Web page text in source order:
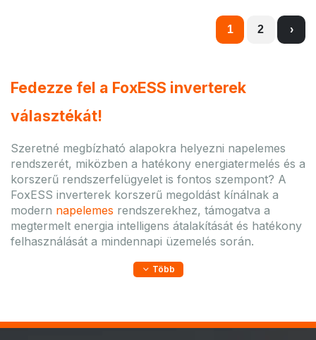
1 2 ›
Fedezze fel a FoxESS inverterek
választékát!
Szeretné megbízható alapokra helyezni napelemes
rendszerét, miközben a hatékony energiatermelés és a
korszerű rendszerfelügyelet is fontos szempont? A
FoxESS inverterek korszerű megoldást kínálnak a
modern napelemes rendszerekhez, támogatva a
megtermelt energia intelligens átalakítását és hatékony
felhasználását a mindennapi üzemelés során.
Több